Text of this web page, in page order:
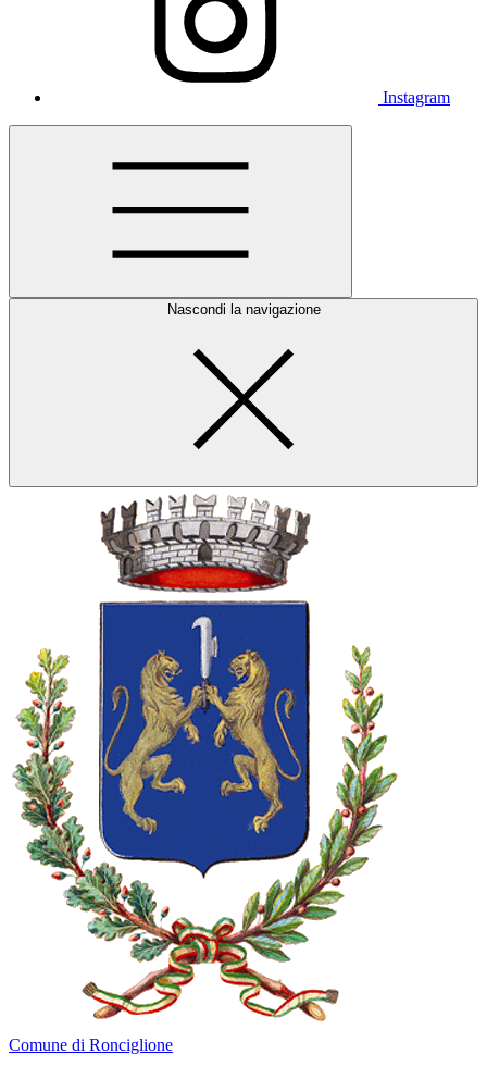
Instagram
Nascondi la navigazione
Comune di Ronciglione